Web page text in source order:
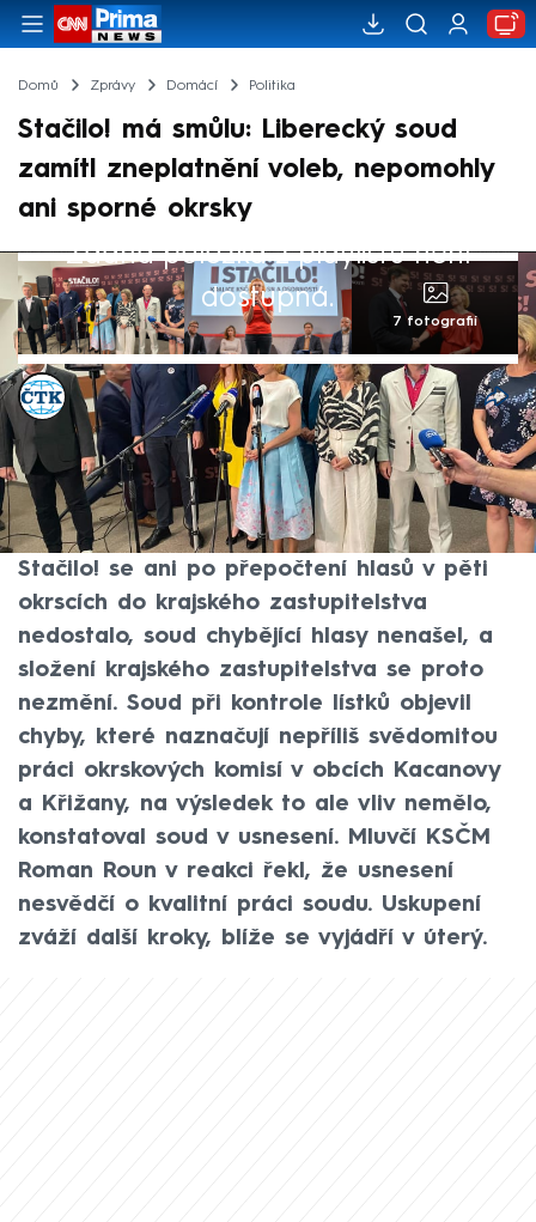
Domů Zprávy Domácí Politika
Stačilo! má smůlu: Liberecký soud
zamítl zneplatnění voleb, nepomohly
ani sporné okrsky
Žádná položka z playlistu není
dostupná.
7 fotografií
ČTK
Akt. 6. led 2025, 18:39• 6. led 2025, 18:07
Liberecký soud znovu zamítl návrh koalice
Stačilo! na zneplatnění voleb v Libereckém
kraji, vyplývá z informací na webu soudu.
Stačilo! se ani po přepočtení hlasů v pěti
okrscích do krajského zastupitelstva
nedostalo, soud chybějící hlasy nenašel, a
složení krajského zastupitelstva se proto
nezmění. Soud při kontrole lístků objevil
chyby, které naznačují nepříliš svědomitou
práci okrskových komisí v obcích Kacanovy
a Křižany, na výsledek to ale vliv nemělo,
konstatoval soud v usnesení. Mluvčí KSČM
Roman Roun v reakci řekl, že usnesení
nesvědčí o kvalitní práci soudu. Uskupení
zváží další kroky, blíže se vyjádří v úterý.